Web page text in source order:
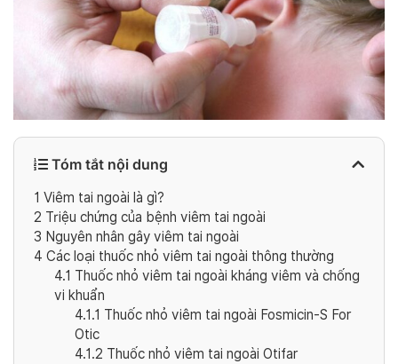
Tóm tắt nội dung
1 Viêm tai ngoài là gì?
2 Triệu chứng của bệnh viêm tai ngoài
3 Nguyên nhân gây viêm tai ngoài
4 Các loại thuốc nhỏ viêm tai ngoài thông thường
4.1 Thuốc nhỏ viêm tai ngoài kháng viêm và chống
vi khuẩn
4.1.1 Thuốc nhỏ viêm tai ngoài Fosmicin-S For
Otic
4.1.2 Thuốc nhỏ viêm tai ngoài Otifar